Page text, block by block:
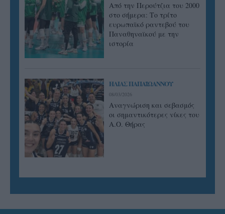
Από την Περούτζια του 2000
στο σήμερα: Tο τρίτο
ευρωπαϊκό ραντεβού του
Παναθηναϊκού με την
ιστορία
ΗΛΙΑΣ ΠΑΠΑΪΩΑΝΝΟΥ
08/03/2026
Αναγνώριση και σεβασμός
οι σημαντικότερες νίκες του
Α.Ο. Θήρας